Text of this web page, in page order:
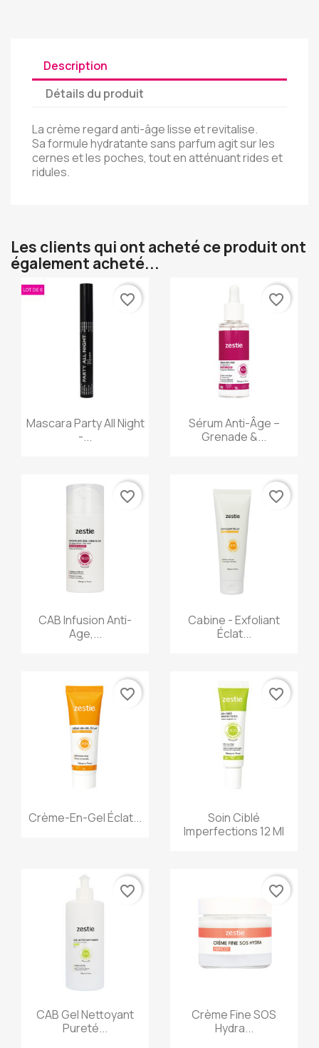
Description
Détails du produit
La crème regard anti-âge lisse et revitalise.
Sa formule hydratante sans parfum agit sur les
cernes et les poches, tout en atténuant rides et
ridules.
Les clients qui ont acheté ce produit ont
également acheté...
Aperçu rapide
Mascara Party All Night
-...
favorite_border
Aperçu rapide
Sérum Anti-Âge –
Grenade &...
favorite_border
Aperçu rapide
CAB Infusion Anti-
Age,...
favorite_border
Aperçu rapide
Cabine - Exfoliant
Éclat...
favorite_border
Aperçu rapide
Crème-En-Gel Éclat...
favorite_border
Aperçu rapide
Soin Ciblé
Imperfections 12 Ml
favorite_border
Aperçu rapide
CAB Gel Nettoyant
Pureté...
favorite_border
Aperçu rapide
Crème Fine SOS
Hydra...
favorite_border